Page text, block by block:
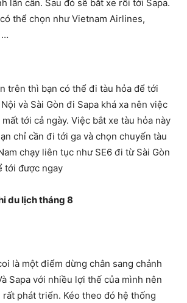
lân cân. Sau đó sẽ bắt xe rồi tới Sapa.
thể chọn như Vietnam Airlines,
…
trên thì bạn có thể đi tàu hỏa để tới
và Sài Gòn đi Sapa khá xa nên việc
tới cả ngày. Việc bắt xe tàu hỏa này
chỉ cần đi tới ga và chọn chuyến tàu
chạy liên tục như SE6 đi từ Sài Gòn
tới được ngay
du lịch tháng 8
là một điểm dừng chân sang chảnh
Sapa với nhiều lợi thế của mình nên
phát triển. Kéo theo đó hệ thống